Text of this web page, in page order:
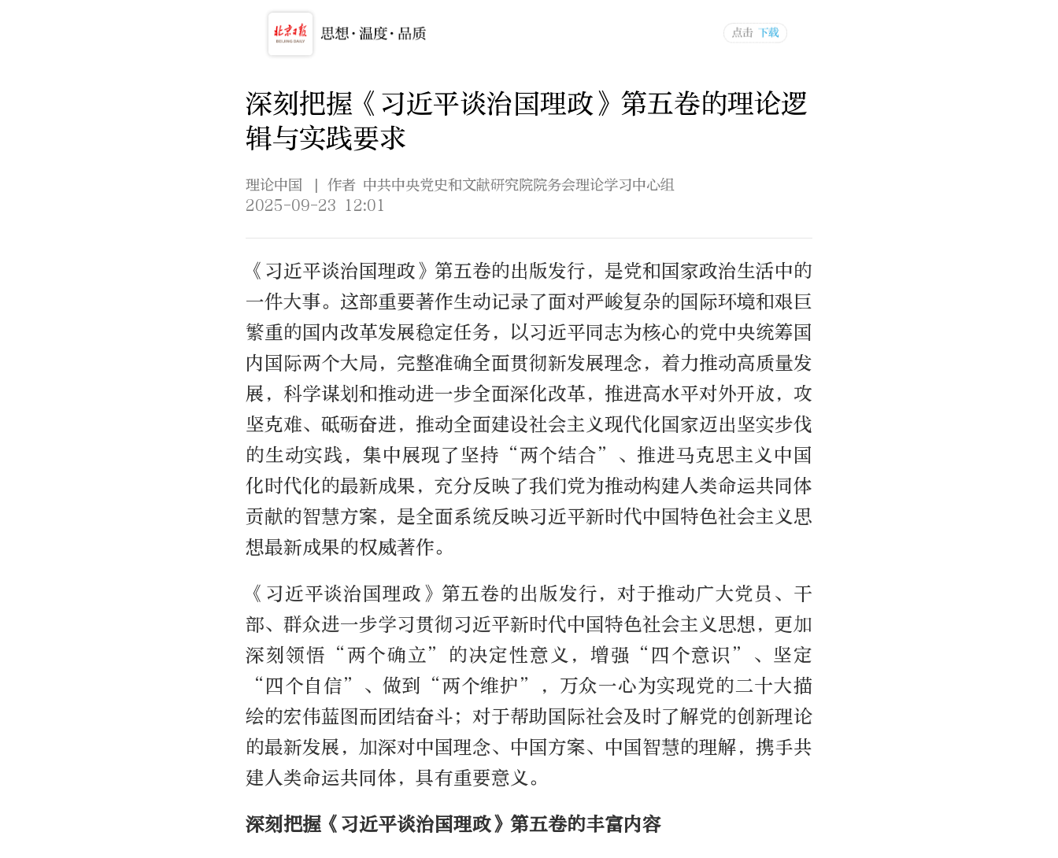
深刻把握《习近平谈治国理政》第五卷的理论逻
辑与实践要求
理论中国
| 作者 中共中央党史和文献研究院院务会理论学习中心组
2025-09-23 12:01
《习近平谈治国理政》第五卷的出版发行，是党和国家政治生活中的
一件大事。这部重要著作生动记录了面对严峻复杂的国际环境和艰巨
繁重的国内改革发展稳定任务，以习近平同志为核心的党中央统筹国
内国际两个大局，完整准确全面贯彻新发展理念，着力推动高质量发
展，科学谋划和推动进一步全面深化改革，推进高水平对外开放，攻
坚克难、砥砺奋进，推动全面建设社会主义现代化国家迈出坚实步伐
的生动实践，集中展现了坚持“两个结合”、推进马克思主义中国
化时代化的最新成果，充分反映了我们党为推动构建人类命运共同体
贡献的智慧方案，是全面系统反映习近平新时代中国特色社会主义思
想最新成果的权威著作。
《习近平谈治国理政》第五卷的出版发行，对于推动广大党员、干
部、群众进一步学习贯彻习近平新时代中国特色社会主义思想，更加
深刻领悟“两个确立”的决定性意义，增强“四个意识”、坚定
“四个自信”、做到“两个维护”，万众一心为实现党的二十大描
绘的宏伟蓝图而团结奋斗；对于帮助国际社会及时了解党的创新理论
的最新发展，加深对中国理念、中国方案、中国智慧的理解，携手共
建人类命运共同体，具有重要意义。
深刻把握《习近平谈治国理政》第五卷的丰富内容